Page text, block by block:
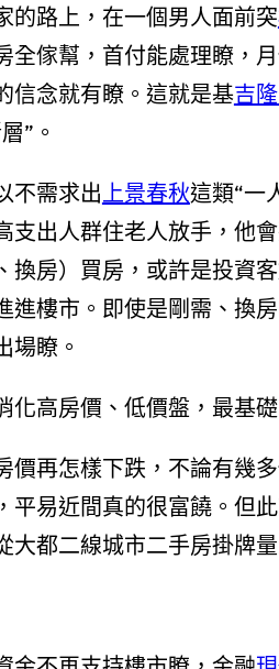
的路上，在一個男人面前突
全傢幫，首付能處理瞭，
信念就有瞭。這就是基吉
”。
不需求出上景春秋這類“一
支出人群住老人放手，他
換房）買房，或許是投資
進樓市。即使是剛需、換
場瞭。
化高房價、低價盤，最基
價再怎樣下跌，不論有幾
平易近間真的很富饒。但
大都二線城市二手房掛牌